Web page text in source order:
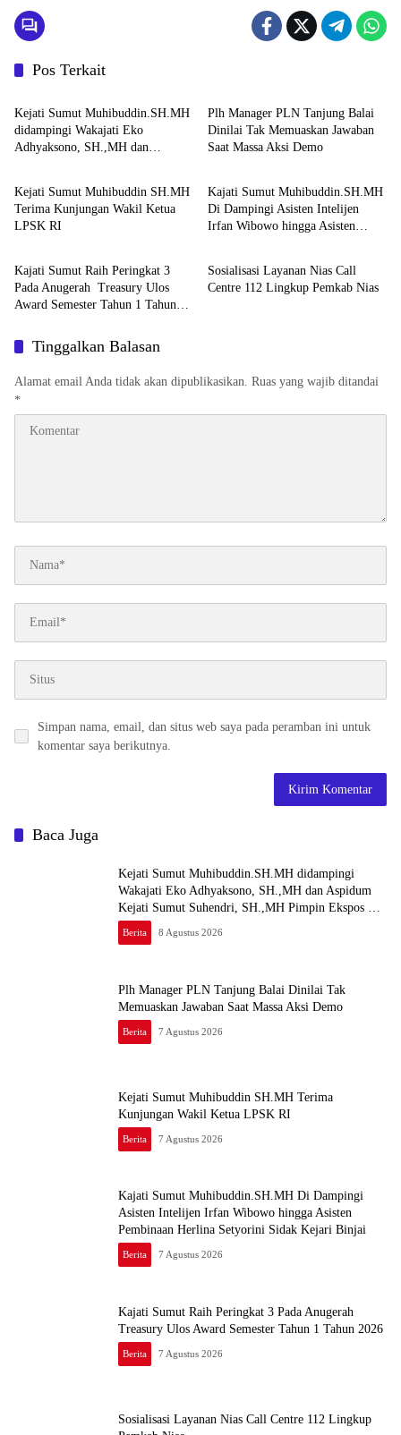
Pos Terkait
Berita
Kejati Sumut Muhibuddin.SH.MH
didampingi Wakajati Eko
Adhyaksono, SH.,MH dan
Kejari Medan
Plh Manager PLN Tanjung Balai
Dinilai Tak Memuaskan Jawaban
Saat Massa Aksi Demo
Berita
Kejati Sumut Muhibuddin SH.MH
Terima Kunjungan Wakil Ketua
LPSK RI
Berita
Kajati Sumut Muhibuddin.SH.MH
Di Dampingi Asisten Intelijen
Irfan Wibowo hingga Asisten
Berita
Kajati Sumut Raih Peringkat 3
Pada Anugerah Treasury Ulos
Award Semester Tahun 1 Tahun
Berita
Sosialisasi Layanan Nias Call
Centre 112 Lingkup Pemkab Nias
Tinggalkan Balasan
Alamat email Anda tidak akan dipublikasikan. Ruas yang wajib ditandai
*
Simpan nama, email, dan situs web saya pada peramban ini untuk
komentar saya berikutnya.
Baca Juga
Kejati Sumut Muhibuddin.SH.MH didampingi
Wakajati Eko Adhyaksono, SH.,MH dan Aspidum
Kejati Sumut Suhendri, SH.,MH Pimpin Ekspos RJ
Di Kejari Medan
Berita 8 Agustus 2026
Plh Manager PLN Tanjung Balai Dinilai Tak
Memuaskan Jawaban Saat Massa Aksi Demo
Berita 7 Agustus 2026
Kejati Sumut Muhibuddin SH.MH Terima
Kunjungan Wakil Ketua LPSK RI
Berita 7 Agustus 2026
Kajati Sumut Muhibuddin.SH.MH Di Dampingi
Asisten Intelijen Irfan Wibowo hingga Asisten
Pembinaan Herlina Setyorini Sidak Kejari Binjai
Berita 7 Agustus 2026
Kajati Sumut Raih Peringkat 3 Pada Anugerah
Treasury Ulos Award Semester Tahun 1 Tahun 2026
Berita 7 Agustus 2026
Sosialisasi Layanan Nias Call Centre 112 Lingkup